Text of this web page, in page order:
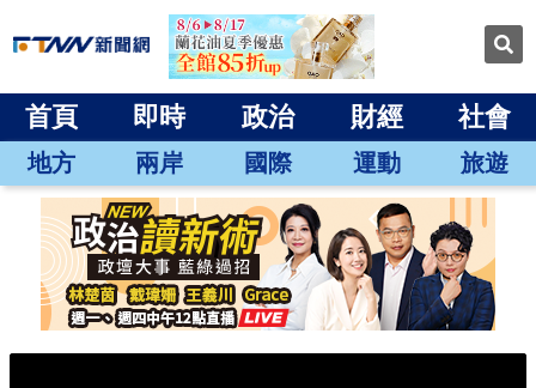
首頁 即時 政治 財經 社會
地方 兩岸 國際 運動 旅遊